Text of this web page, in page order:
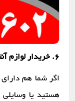
6. خریدار لوازم آنتیک، قدیمی و عتیقه
اگر شما هم
هستید یا وسایلی